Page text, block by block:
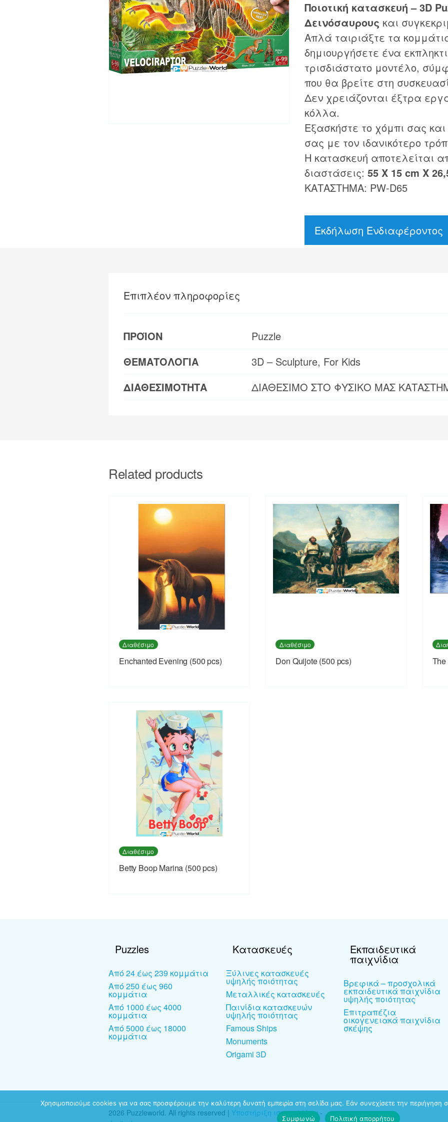
Ποιοτική κατασκευή – 3D
Δεινόσαυρους και
Απλά ταιριάξτε τα
δημιουργήσετε ένα
τρισδιάστατο μοντέλο,
που θα βρείτε στη
Δεν χρειάζονται έξτρα
κόλλα.
Εξασκήστε το χόμπι σας
σας με τον ιδανικότερο
Η κατασκευή αποτελείται
διαστάσεις: 55 X 15 cm X
ΚΑΤΑΣΤΗΜΑ: PW-D65
Εκδήλωση Ενδιαφέροντος
Επιπλέον πληροφορίες
ΠΡΟΪΟΝ
Puzzle
ΘΕΜΑΤΟΛΟΓΙΑ
3D – Sculpture, For Kids
ΔΙΑΘΕΣΙΜΟΤΗΤΑ
ΔΙΑΘΕΣΙΜΟ ΣΤΟ ΦΥΣΙΚΟ ΜΑΣ
Related products
Διαθέσιμο
Enchanted Evening (500 pcs)
Διαθέσιμο
Don Quijote (500 pcs)
Διαθέσιμο
Betty Boop Marina (500 pcs)
Puzzles
Από 24 έως 239 κομμάτια
Από 250 έως 960
κομμάτια
Από 1000 έως 4000
κομμάτια
Από 5000 έως 18000
κομμάτια
Κατασκευές
Ξύλινες κατασκευές
υψηλής ποιότητας
Μεταλλικές κατασκευές
Παινίδια κατασκευών
υψηλής ποιότητας
Famous Ships
Monuments
Origami 3D
Εκπαιδευτικά
παιχνίδια
Βρεφικά – προσχολικά
εκπαιδευτικά παιχνίδια
υψηλής ποιότητας
Επιτραπέζια
οικογενειακά παιχνίδια
σκέψης
2026 Puzzleworld. All rights reserved | Υποστήριξη ιστοσελίδων-
Χρησιμοποιούμε cookies για να σας προσφέρουμε την καλύτερη δυνατή εμπειρία στη σελίδα μας. Εάν συνεχίσετε την
Συμφωνώ
Πολιτική απορρήτου